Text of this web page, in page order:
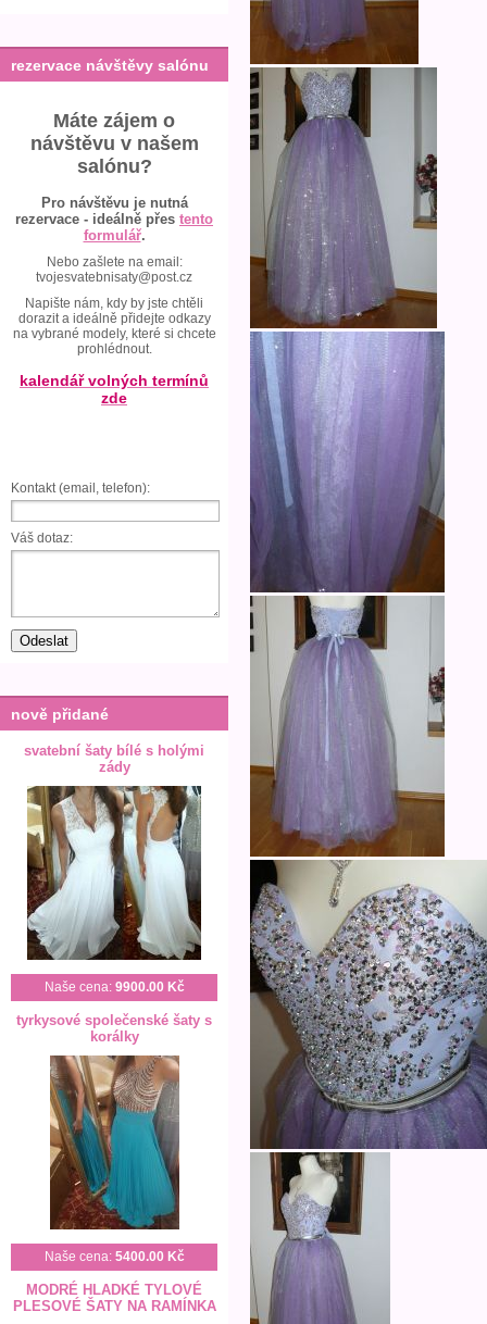
rezervace návštěvy salónu
Máte zájem o
návštěvu v našem
salónu?
Pro návštěvu je nutná
rezervace - ideálně přes tento
formulář.
Nebo zašlete na email:
tvojesvatebnisaty@post.cz
Napište nám, kdy by jste chtěli
dorazit a ideálně přidejte odkazy
na vybrané modely, které si chcete
prohlédnout.
kalendář volných termínů
zde
Kontakt (email, telefon):
Váš dotaz:
nově přidané
svatební šaty bílé s holými
zády
Naše cena: 9900.00 Kč
tyrkysové společenské šaty s
korálky
Naše cena: 5400.00 Kč
MODRÉ HLADKÉ TYLOVÉ
PLESOVÉ ŠATY NA RAMÍNKA